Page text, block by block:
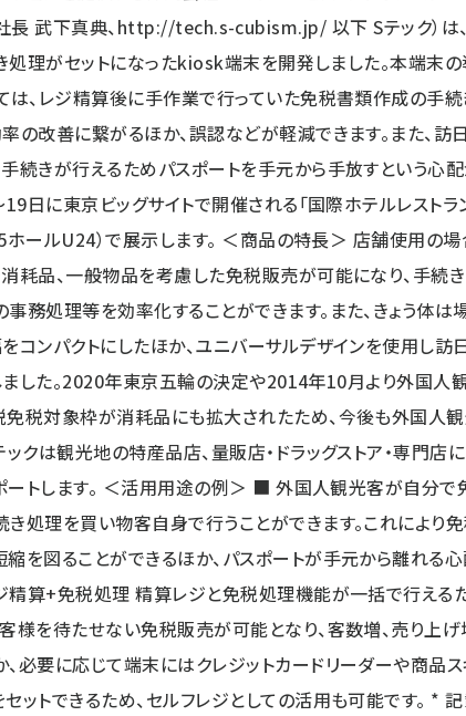
長 武下真典、http://tech.s-cubism.jp/ 以下 Sテック）
処理がセットになったkiosk端末を開発しました。本端末
ては、レジ精算後に手作業で行っていた免税書類作成の手
の改善に繋がるほか、誤認などが軽減できます。また、訪
続きが行えるためパスポートを手元から手放すという心配
日に東京ビッグサイトで開催される「国際ホテルレストラ
5ホールU24）で展示します。 ＜商品の特長＞ 店舗使用の
消耗品、一般物品を考慮した免税販売が可能になり、手続
務処理等を効率化することができます。また、きょう体は
コンパクトにしたほか、ユニバーサルデザインを使用し
ました。2020年東京五輪の決定や2014年10月より外国人
免税対象枠が消耗品にも拡大されたため、今後も外国人
ックは観光地の特産品店、量販店・ドラッグストア・専門店
ートします。 ＜活用用途の例＞ ■ 外国人観光客が自分
処理を買い物客自身で行うことができます。これにより
縮を図ることができるほか、パスポートが手元から離れる
精算+免税処理 精算レジと免税処理機能が一括で行える
様を待たせない免税販売が可能となり、客数増、売り上
必要に応じて端末にはクレジットカードリーダーや商品
ットできるため、セルフレジとしての活用も可能です。 *